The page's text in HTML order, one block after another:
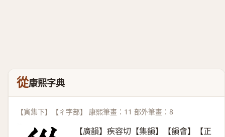
從康熙字典
【寅集下】【彳字部】 康熙筆畫：11 部外筆畫：8
【廣韻】疾容切【集韻】【韻會】【正